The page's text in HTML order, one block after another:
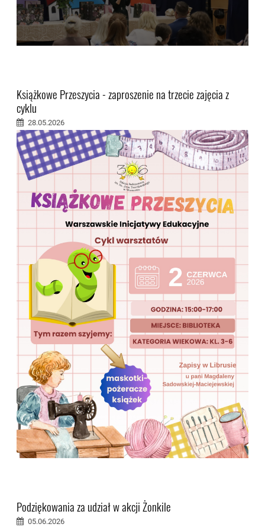
Książkowe Przeszycia - zaproszenie na trzecie zajęcia z
cyklu
28.05.2026
Podziękowania za udział w akcji Żonkile
05.06.2026